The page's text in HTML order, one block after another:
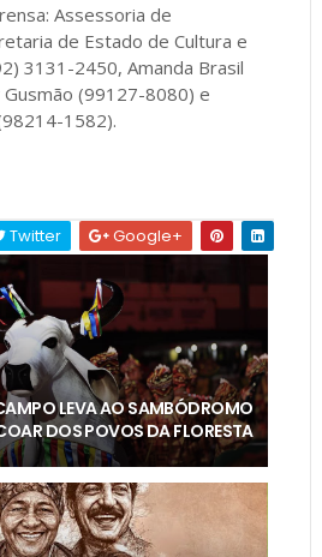
Assessoria de
de Estado de Cultura e
3131-2450, Amanda Brasil
(99127-8080) e
1582).
Twitter Google+
LEVA AO SAMBÓDROMO
DOS POVOS DA FLORESTA